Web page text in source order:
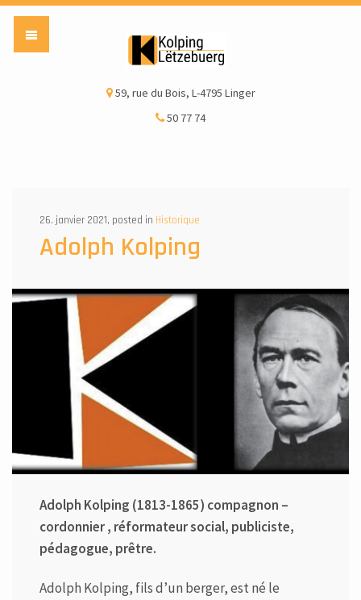
59, rue du Bois, L-4795 Linger
50 77 74
26. janvier 2021, posted in Historique
Adolph Kolping
Adolph Kolping (1813-1865) compagnon –
cordonnier , réformateur social, publiciste,
pédagogue, prêtre.
Adolph Kolping, fils d’un berger, est né le